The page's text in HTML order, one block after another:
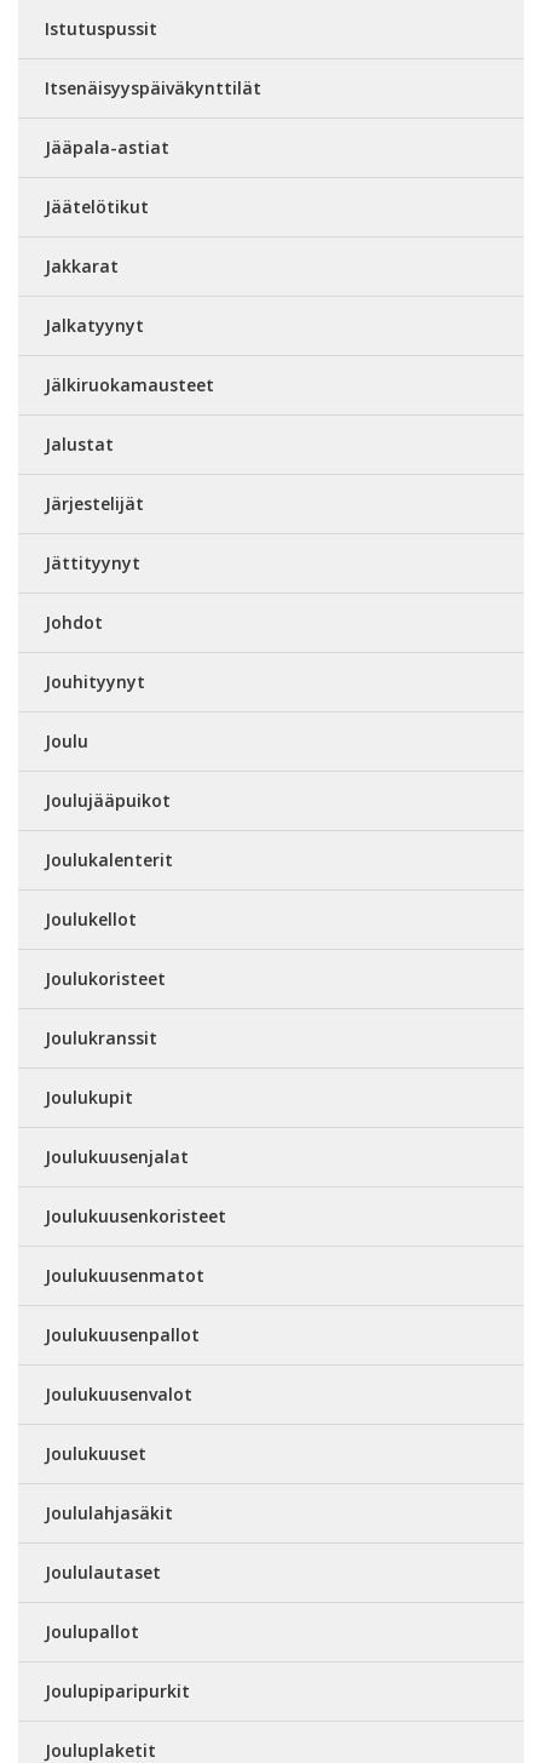
Istutuspussit
Itsenäisyyspäiväkynttilät
Jääpala-astiat
Jäätelötikut
Jakkarat
Jalkatyynyt
Jälkiruokamausteet
Jalustat
Järjestelijät
Jättityynyt
Johdot
Jouhityynyt
Joulu
Joulujääpuikot
Joulukalenterit
Joulukellot
Joulukoristeet
Joulukranssit
Joulukupit
Joulukuusenjalat
Joulukuusenkoristeet
Joulukuusenmatot
Joulukuusenpallot
Joulukuusenvalot
Joulukuuset
Joululahjasäkit
Joululautaset
Joulupallot
Joulupiparipurkit
Jouluplaketit